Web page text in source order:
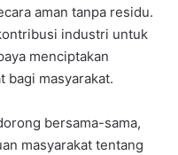
aman tanpa residu.
industri untuk
menciptakan
bagi masyarakat.
bersama-sama,
masyarakat tentang